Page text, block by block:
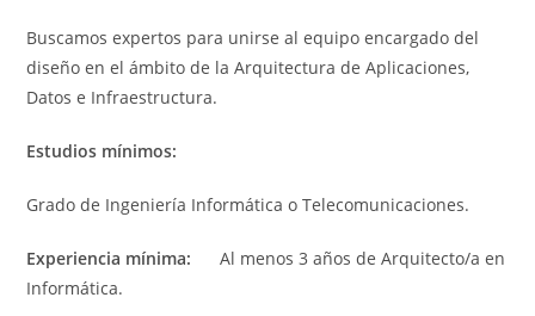
Buscamos expertos para unirse al equipo encargado del
diseño en el ámbito de la Arquitectura de Aplicaciones,
Datos e Infraestructura.
Estudios mínimos:
Grado de Ingeniería Informática o Telecomunicaciones.
Experiencia mínima: Al menos 3 años de Arquitecto/a en
Informática.